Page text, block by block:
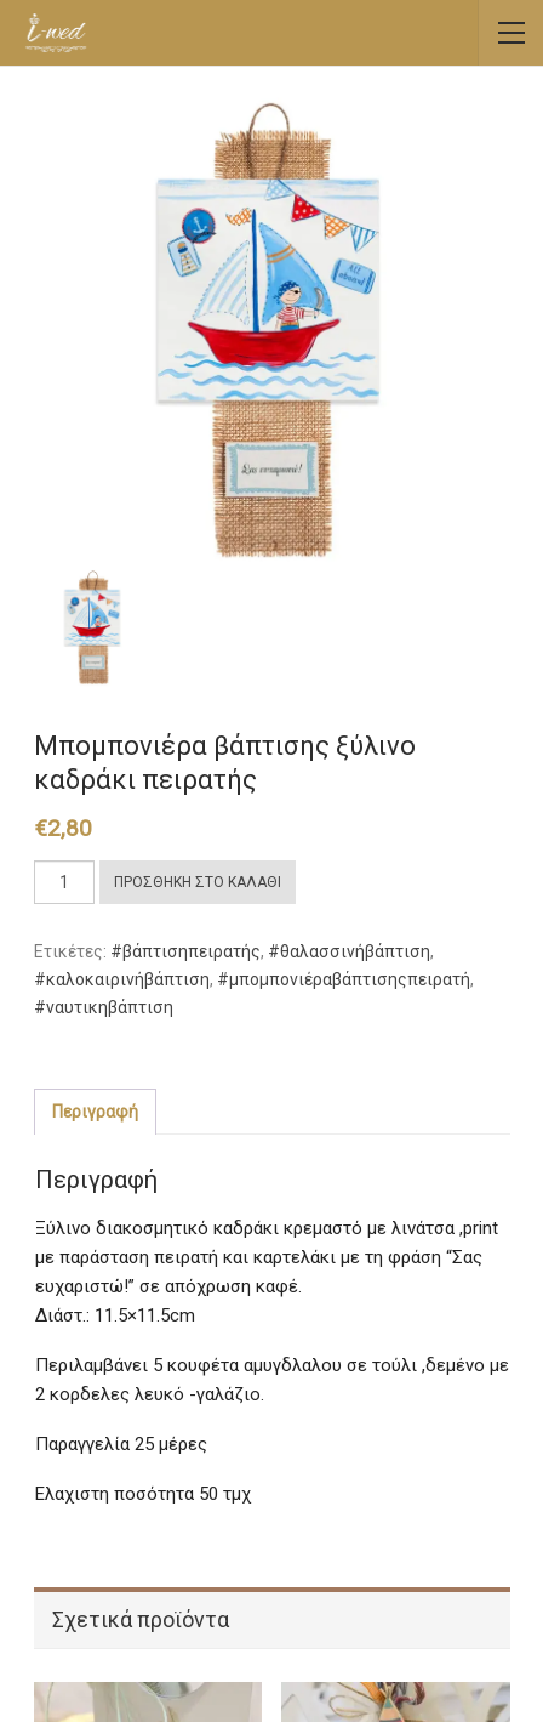
Μπομπονιέρα βάπτισης ξύλινο
καδράκι πειρατής
€2,80
Μπομπονιέρα
βάπτισης
καδράκι
πειρατής
ποσότητα
ΠΡΟΣΘΉΚΗ ΣΤΟ ΚΑΛΆΘΙ
Ετικέτες: #βάπτισηπειρατής, #θαλασσινήβάπτιση,
#καλοκαιρινήβάπτιση, #μπομπονιέραβάπτισηςπειρατή,
#ναυτικηβάπτιση
Περιγραφή
Περιγραφή
Ξύλινο διακοσμητικό καδράκι κρεμαστό με λινάτσα ,print
με παράσταση πειρατή και καρτελάκι με τη φράση “Σας
ευχαριστώ!” σε απόχρωση καφέ.
Διάστ.: 11.5×11.5cm
Περιλαμβάνει 5 κουφέτα αμυγδλαλου σε τούλι ,δεμένο με
2 κορδελες λευκό -γαλάζιο.
Παραγγελία 25 μέρες
Ελαχιστη ποσότητα 50 τμχ
Σχετικά προϊόντα